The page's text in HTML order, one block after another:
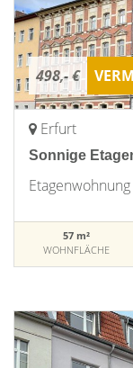
498,- €
Erfurt
Sonnige
Etagenwohnung
57 m²
WOHNFLÄCHE